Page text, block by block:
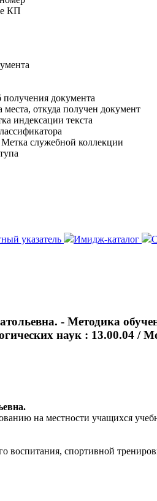
КП
документа
места, откуда получен документ
индексации текста
служебной коллекции
указатель Имидж-каталог
- Методика
наук : 13.00.04 /
на местности учащихся
воспитания, спортивной